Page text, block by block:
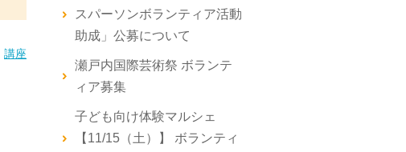
講座
スパーソンボランティア活動
助成」公募について
瀬戸内国際芸術祭 ボランテ
ィア募集
子ども向け体験マルシェ
【11/15（土）】 ボランティ